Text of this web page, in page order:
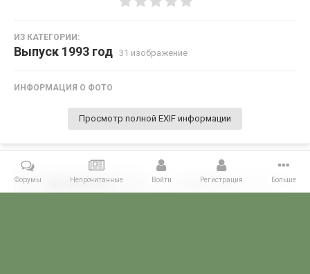
ИЗ КАТЕГОРИИ:
Выпуск 1993 год · 31 изображение
ИНФОРМАЦИЯ О ФОТО
Просмотр полной EXIF информации
Поделиться Подписчики 0
Форумы Непрочитанные Войти Регистрация Больше